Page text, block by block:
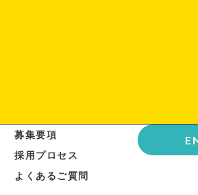
募集要項
採用プロセス
よくあるご質問